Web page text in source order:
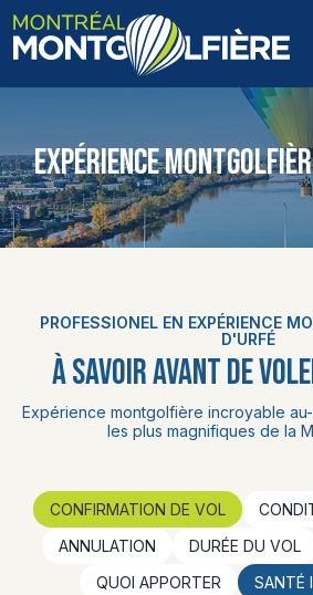
QUI SOMMES-NOUS
FAQ
PHOTOS ET VIDÉOS
EXPÉRIENCE
PROFESSIONEL EN EXPÉRIENCE
D'URFÉ
À SAVOIR AVANT DE
Expérience montgolfière incroyable
les plus magnifiques de la
CONFIRMATION DE VOL
ANNULATION
DURÉE DU VOL
QUOI APPORTER
SANTÉ